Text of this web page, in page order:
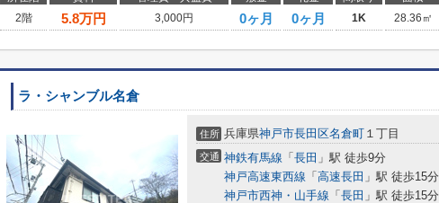
2階
5.8万円 3,000円 0ヶ月 0ヶ月 1K 28.36㎡
ラ・シャンブル名倉
住所 兵庫県神戸市長田区名倉町 １丁目
交通 神鉄有馬線 「 長田 」駅 徒歩9分
神戸高速東西線 「 高速長田 」駅 徒歩15分
神戸市西神・山手線 「 長田 」駅 徒歩15分